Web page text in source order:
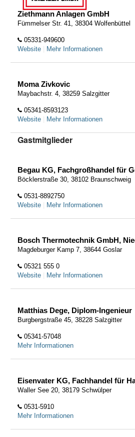
Ziethmann Anlagen GmbH
Fümmelser Str. 41, 38304 Wolfenbüttel
05331-949600
Website
Mehr Informationen
Moma Zivkovic
Maybachstr. 4, 38259 Salzgitter
05341-8593123
Website
Mehr Informationen
Gastmitglieder
Begau KG, Fachgroßhandel für
Böcklerstraße 30, 38102 Braunschweig
0531-8892750
Website
Mehr Informationen
Bosch Thermotechnik GmbH,
Magdeburger Kamp 7, 38644 Goslar
05321 555 0
Website
Mehr Informationen
Matthias Dege, Diplom-Ingenieur
Burgbergstraße 45, 38228 Salzgitter
05341-57048
Mehr Informationen
Eisenvater KG, Fachhandel für
Waller See 20, 38179 Schwülper
0531-5910
Mehr Informationen